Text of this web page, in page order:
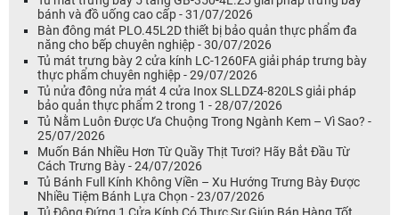
bánh và đồ uống cao cấp - 31/07/2026
Bàn đông mát PLO.45L2D thiết bị bảo quản thực phẩm đa
năng cho bếp chuyên nghiệp - 30/07/2026
Tủ mát trưng bày 2 cửa kính LC-1260FA giải pháp trưng bày
thực phẩm chuyên nghiệp - 29/07/2026
Tủ nửa đông nửa mát 4 cửa Inox SLLDZ4-820LS giải pháp
bảo quản thực phẩm 2 trong 1 - 28/07/2026
Tủ Nằm Luôn Được Ưa Chuộng Trong Ngành Kem – Vì Sao? -
25/07/2026
Muốn Bán Nhiều Hơn Từ Quầy Thịt Tươi? Hãy Bắt Đầu Từ
Cách Trưng Bày - 24/07/2026
Tủ Bánh Full Kính Không Viền – Xu Hướng Trưng Bày Được
Nhiều Tiệm Bánh Lựa Chọn - 23/07/2026